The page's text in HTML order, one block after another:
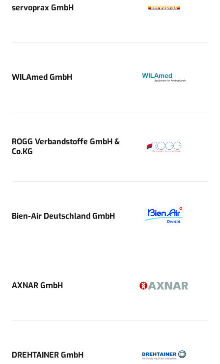
servoprax GmbH
WILAmed GmbH
ROGG Verbandstoffe GmbH &
Co.KG
Bien-Air Deutschland GmbH
AXNAR GmbH
DREHTAINER GmbH